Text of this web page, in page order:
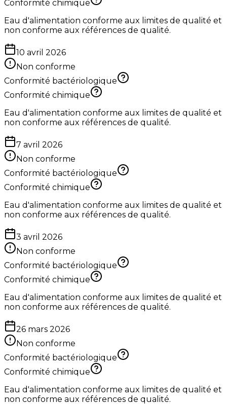
Conformité chimique
Eau d'alimentation conforme aux limites de qualité et
non conforme aux références de qualité.
10 avril 2026
Non conforme
Conformité bactériologique
Conformité chimique
Eau d'alimentation conforme aux limites de qualité et
non conforme aux références de qualité.
7 avril 2026
Non conforme
Conformité bactériologique
Conformité chimique
Eau d'alimentation conforme aux limites de qualité et
non conforme aux références de qualité.
3 avril 2026
Non conforme
Conformité bactériologique
Conformité chimique
Eau d'alimentation conforme aux limites de qualité et
non conforme aux références de qualité.
26 mars 2026
Non conforme
Conformité bactériologique
Conformité chimique
Eau d'alimentation conforme aux limites de qualité et
non conforme aux références de qualité.